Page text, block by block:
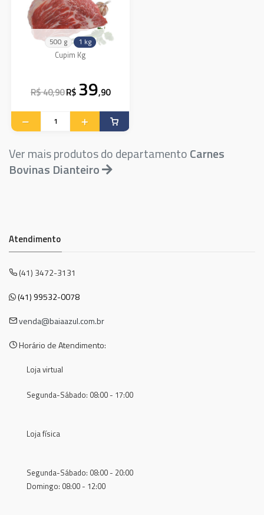
500 g 1 kg
Cupim Kg
R$ 40,90R$ 39,90
Ver mais produtos do departamentoCarnes
Bovinas Dianteiro
Atendimento
(41) 3472-3131
(41) 99532-0078
venda@baiaazul.com.br
Horário de Atendimento:
Loja virtual
Segunda-Sábado: 08:00 - 17:00
Loja física
Segunda-Sábado: 08:00 - 20:00
Domingo: 08:00 - 12:00